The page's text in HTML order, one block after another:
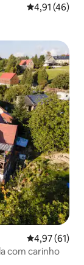
Classificação
4,91 (46)
Classificação
4,97 (61)
com carinho